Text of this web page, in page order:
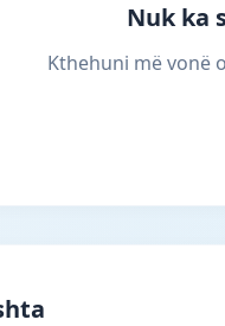
Nuk ka
Kthehuni më vonë